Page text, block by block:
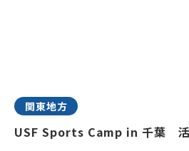
関東地方
USF Sports Camp in 千葉